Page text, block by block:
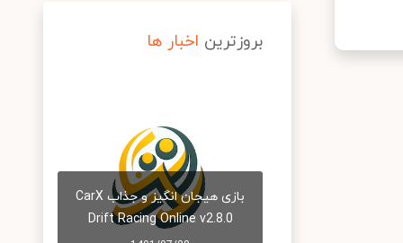
بروزترین اخبار ها
بازی هیجان انگیز و جذاب CarX
Drift Racing Online v2.8.0